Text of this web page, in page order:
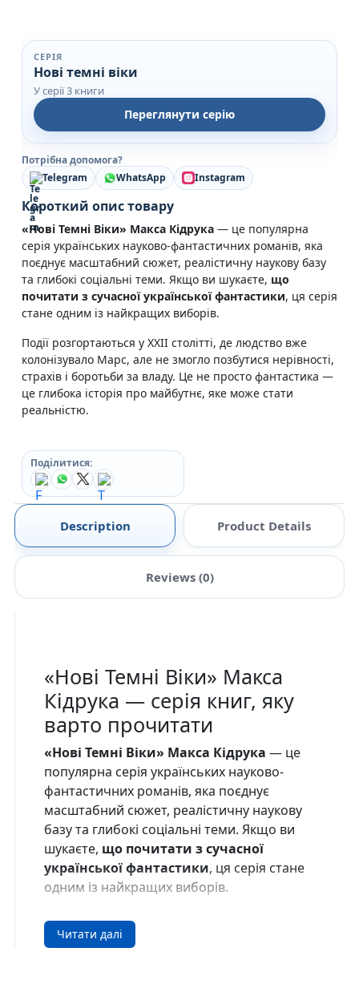
СЕРІЯ
Нові темні віки
У серії 3 книги
Переглянути серію
Потрібна допомога?
Telegram
WhatsApp Instagram
Короткий опис товару
«Нові Темні Віки» Макса Кідрука — це популярна
серія українських науково-фантастичних романів, яка
поєднує масштабний сюжет, реалістичну наукову базу
та глибокі соціальні теми. Якщо ви шукаєте, що
почитати з сучасної української фантастики, ця серія
стане одним із найкращих виборів.
Події розгортаються у XXII столітті, де людство вже
колонізувало Марс, але не змогло позбутися нерівності,
страхів і боротьби за владу. Це не просто фантастика —
це глибока історія про майбутнє, яке може стати
реальністю.
Поділитися:
Description Product Details
Reviews (0)
«Нові Темні Віки» Макса
Кідрука — серія книг, яку
варто прочитати
«Нові Темні Віки» Макса Кідрука — це
популярна серія українських науково-
фантастичних романів, яка поєднує
масштабний сюжет, реалістичну наукову
базу та глибокі соціальні теми. Якщо ви
шукаєте, що почитати з сучасної
української фантастики, ця серія стане
одним із найкращих виборів.
Події розгортаються у XXII столітті, де
людство вже колонізувало Марс, але не
Читати далі